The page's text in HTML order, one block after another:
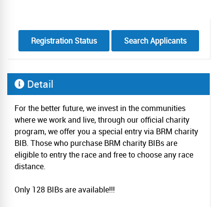
Registration Status Search Applicants
Detail
For the better future, we invest in the communities
where we work and live, through our official charity
program, we offer you a special entry via BRM charity
BIB. Those who purchase BRM charity BIBs are
eligible to entry the race and free to choose any race
distance.
Only 128 BIBs are available!!!